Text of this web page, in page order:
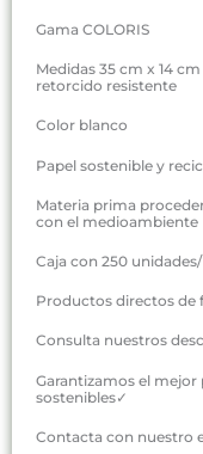
Gama COLORIS
Medidas 35 cm x 14
retorcido resistente
Color blanco
Papel sostenible y
Materia prima
con el medioambiente
Caja con 250
Productos directos de
Consulta nuestros
Garantizamos el
sostenibles✓
Contacta con nuestro